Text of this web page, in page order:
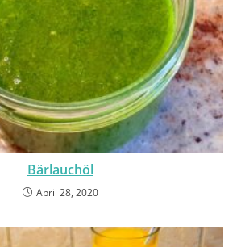
Bärlauchöl
April 28, 2020